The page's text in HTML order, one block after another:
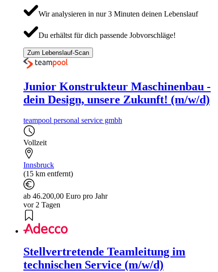
Wir analysieren in nur 3 Minuten deinen Lebenslauf
Du erhältst für dich passende Jobvorschläge!
Zum Lebenslauf-Scan
Junior Konstrukteur Maschinenbau -
dein Design, unsere Zukunft! (m/w/d)
teampool personal service gmbh
Vollzeit
Innsbruck
(15 km entfernt)
ab 46.200,00 Euro pro Jahr
vor 2 Tagen
Stellvertretende Teamleitung im
technischen Service (m/w/d)